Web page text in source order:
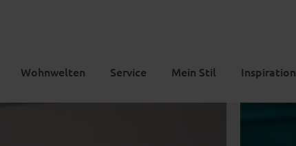
Wohnwelten Service Mein Stil Inspiration